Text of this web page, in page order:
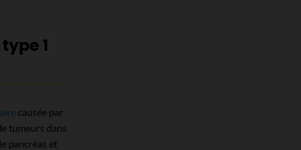
1
causée par
tumeurs dans
pancréas et